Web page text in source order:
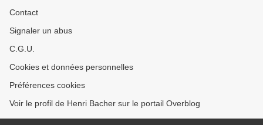
Contact
Signaler un abus
C.G.U.
Cookies et données personnelles
Préférences cookies
Voir le profil de Henri Bacher sur le portail Overblog